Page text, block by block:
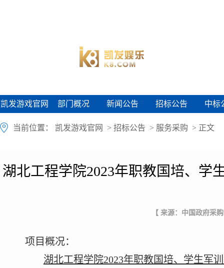
凯发游戏官网
凯发游戏官网 部门概况
部门概况 新闻公告
新闻公告 招标公告
招标公告 中标
中标
当前位置： 凯发游戏官网 > 招标公告 > 服务采购 > 正文
湖北工程学院2023年职教国培、学
【 来源：中国政府采
项目概况：
湖北工程学院2023年职教国培、学生军